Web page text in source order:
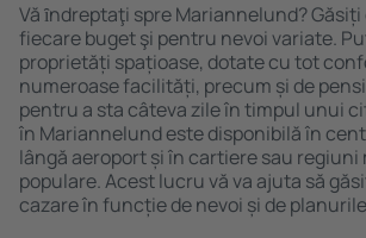
Vă ȋndreptaţi spre Mariannelund?
fiecare buget şi pentru nevoi variate.
proprietăți spațioase, dotate cu tot
numeroase facilități, precum și de
pentru a sta câteva zile în timpul unui
în Mariannelund este disponibilă în
lângă aeroport și în cartiere sau regiuni
populare. Acest lucru vă va ajuta să
cazare în funcție de nevoi și de